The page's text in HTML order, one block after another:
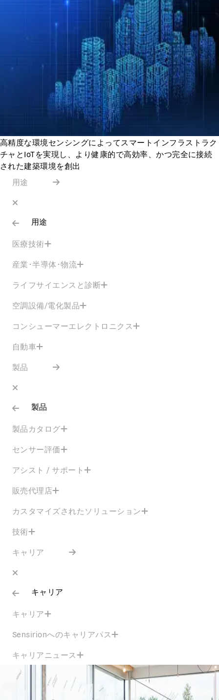
高精度な環境センシングによってスマートインフラストラク
チャとIoTを実現し、より健康的で高効率、かつ完全に接続
された建築環境を創出
用途
用途
医療技術
産業･半導体･物流
ライフサイエンスと診断
空調設備/電化製品
コンシューマーエレクトロニクス
自動車
製品
製品
製品カタログ
センサー評価
アシスト / サポート
販売代理店
カスタマイズされたソリューション
技術
キャリア
キャリア
キャリア
Sensirionへのキャリアパス
キャリアニュース